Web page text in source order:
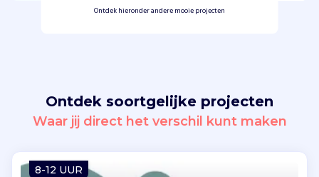
Vind jouw project
Inloggen
Ontdek hieronder andere mooie projecten
Ontdek soortgelijke projecten
Waar jij direct het verschil kunt maken
8-12 UUR